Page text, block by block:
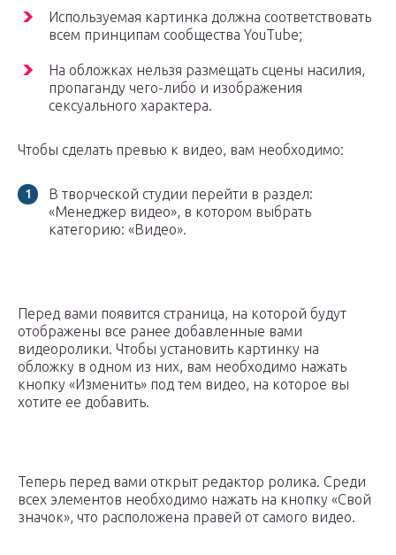
Используемая картинка должна соответствовать
всем принципам сообщества YouTube;
На обложках нельзя размещать сцены насилия,
пропаганду чего-либо и изображения
сексуального характера.
Чтобы сделать превью к видео, вам необходимо:
В творческой студии перейти в раздел:
«Менеджер видео», в котором выбрать
категорию: «Видео».
Перед вами появится страница, на которой будут
отображены все ранее добавленные вами
видеоролики. Чтобы установить картинку на
обложку в одном из них, вам необходимо нажать
кнопку «Изменить» под тем видео, на которое вы
хотите ее добавить.
Теперь перед вами открыт редактор ролика. Среди
всех элементов необходимо нажать на кнопку «Свой
значок», что расположена правей от самого видео.